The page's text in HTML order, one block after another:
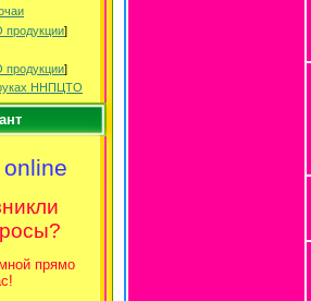
продукции]
продукции]
ННПЦТО
прямо